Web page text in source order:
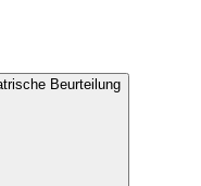
Beurteilung